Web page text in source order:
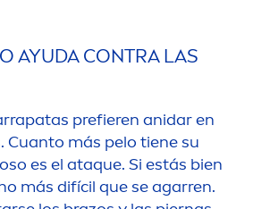
AYUDA CONTRA LAS
prefieren anidar en
Cuanto más pelo tiene su
es el ataque. Si estás bien
más difícil que se agarren.